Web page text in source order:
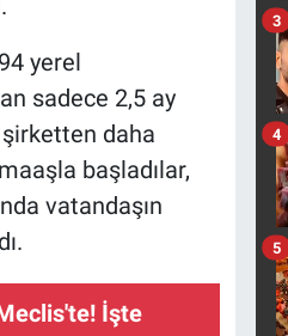
yerel
sadece 2,5 ay
şirketten daha
başladılar,
vatandaşın
İşte
3
4
5